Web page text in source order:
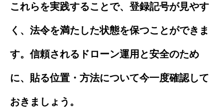
これらを実践することで、登録記号が見やす
く、法令を満たした状態を保つことができま
す。信頼されるドローン運用と安全のため
に、貼る位置・方法について今一度確認して
おきましょう。